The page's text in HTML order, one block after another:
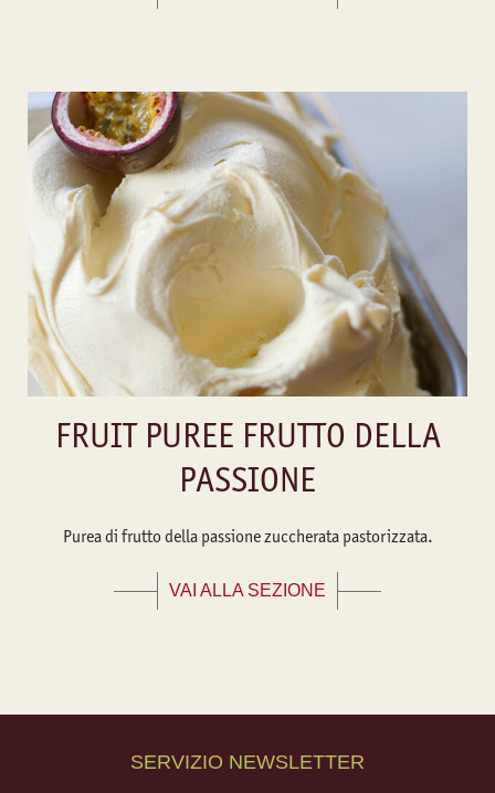
FRUIT PUREE FRUTTO DELLA
PASSIONE
Purea di frutto della passione zuccherata pastorizzata.
VAI ALLA SEZIONE
SERVIZIO NEWSLETTER